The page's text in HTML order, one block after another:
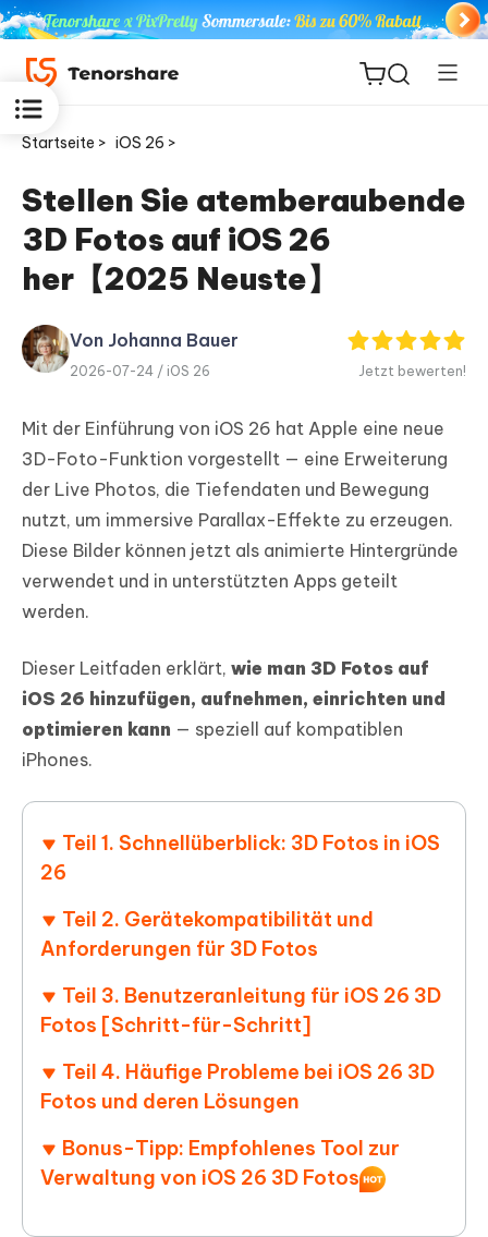
ReiBoot
for iOS
PDNob
PDF
Editor
Neu
iAnyGo
Startseite > iOS 26 >
Stellen Sie atemberaubende
3D Fotos auf iOS 26
her【2025 Neuste】
Von Johanna Bauer
2026-07-24 / iOS 26 Jetzt bewerten!
Mit der Einführung von iOS 26 hat Apple eine neue
3D-Foto-Funktion vorgestellt — eine Erweiterung
der Live Photos, die Tiefendaten und Bewegung
nutzt, um immersive Parallax-Effekte zu erzeugen.
Diese Bilder können jetzt als animierte Hintergründe
verwendet und in unterstützten Apps geteilt
werden.
Dieser Leitfaden erklärt, wie man 3D Fotos auf
iOS 26 hinzufügen, aufnehmen, einrichten und
optimieren kann — speziell auf kompatiblen
iPhones.
Teil 1. Schnellüberblick: 3D Fotos in iOS
26
Teil 2. Gerätekompatibilität und
Anforderungen für 3D Fotos
Teil 3. Benutzeranleitung für iOS 26 3D
Fotos [Schritt-für-Schritt]
Teil 4. Häufige Probleme bei iOS 26 3D
Fotos und deren Lösungen
Bonus-Tipp: Empfohlenes Tool zur
Verwaltung von iOS 26 3D Fotos